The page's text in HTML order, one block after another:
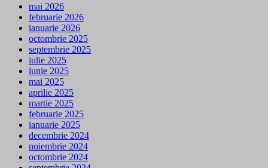
mai 2026
februarie 2026
ianuarie 2026
octombrie 2025
septembrie 2025
iulie 2025
iunie 2025
mai 2025
aprilie 2025
martie 2025
februarie 2025
ianuarie 2025
decembrie 2024
noiembrie 2024
octombrie 2024